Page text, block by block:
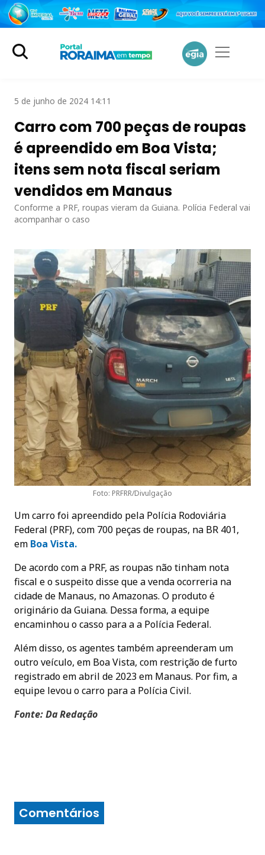
5 de junho de 2024 14:11
Carro com 700 peças de roupas
é apreendido em Boa Vista;
itens sem nota fiscal seriam
vendidos em Manaus
Conforme a PRF, roupas vieram da Guiana. Polícia Federal vai
acompanhar o caso
Foto: PRFRR/Divulgação
Um carro foi apreendido pela Polícia Rodoviária
Federal (PRF), com 700 peças de roupas, na BR 401,
em Boa Vista.
De acordo com a PRF, as roupas não tinham nota
fiscal e o suspeito disse que a venda ocorreria na
cidade de Manaus, no Amazonas. O produto é
originário da Guiana. Dessa forma, a equipe
encaminhou o casso para a a Polícia Federal.
Além disso, os agentes também apreenderam um
outro veículo, em Boa Vista, com restrição de furto
registrado em abril de 2023 em Manaus. Por fim, a
equipe levou o carro para a Polícia Civil.
Fonte: Da Redação
Comentários